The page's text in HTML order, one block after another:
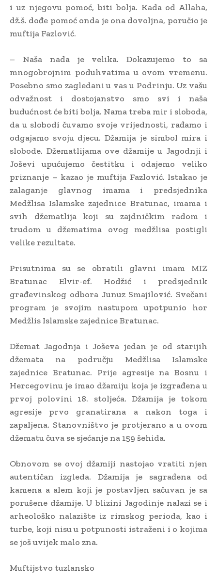
i uz njegovu pomoć, biti bolja. Kada od Allaha,
dž.š. dođe pomoć onda je ona dovoljna, poručio je
muftija Fazlović.
– Naša nada je velika. Dokazujemo to sa
mnogobrojnim poduhvatima u ovom vremenu.
Posebno smo zagledani u vas u Podrinju. Uz vašu
odvažnost i dostojanstvo smo svi i naša
budućnost će biti bolja. Nama treba mir i sloboda,
da u slobodi čuvamo svoje vrijednosti, rađamo i
odgajamo svoju djecu. Džamija je simbol mira i
slobode. Džematlijama ove džamije u Jagodnji i
Joševi upućujemo čestitku i odajemo veliko
priznanje – kazao je muftija Fazlović. Istakao je
zalaganje glavnog imama i predsjednika
Medžlisa Islamske zajednice Bratunac, imama i
svih džematlija koji su zajdničkim radom i
trudom u džematima ovog medžlisa postigli
velike rezultate.
Prisutnima su se obratili glavni imam MIZ
Bratunac Elvir-ef. Hodžić i predsjednik
građevinskog odbora Junuz Smajilović. Svečani
program je svojim nastupom upotpunio hor
Medžlis Islamske zajednice Bratunac.
Džemat Jagodnja i Joševa jedan je od starijih
džemata na području Medžlisa Islamske
zajednice Bratunac. Prije agresije na Bosnu i
Hercegovinu je imao džamiju koja je izgrađena u
prvoj polovini 18. stoljeća. Džamija je tokom
agresije prvo granatirana a nakon toga i
zapaljena. Stanovništvo je protjerano a u ovom
džematu čuva se sjećanje na 159 šehida.
Obnovom se ovoj džamiji nastojao vratiti njen
autentičan izgleda. Džamija je sagrađena od
kamena a alem koji je postavljen sačuvan je sa
porušene džamije. U blizini Jagodinje nalazi se i
arheološko nalazište iz rimskog perioda, kao i
turbe, koji nisu u potpunosti istraženi i o kojima
se još uvijek malo zna.
Muftijstvo tuzlansko